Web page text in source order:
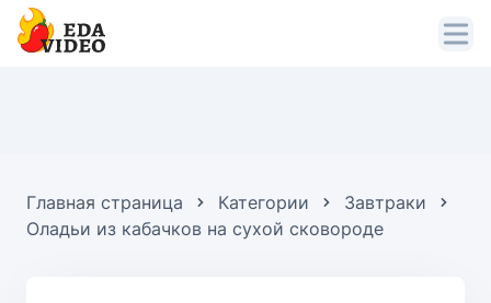
Главная страница Категории
Завтраки
Оладьи из кабачков на сухой сковороде